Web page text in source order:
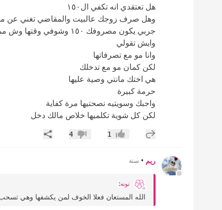
هل تعتقدي انه تكفي ال١٥٠
وهل صرف زوجك عالبيت والمقاضي تغني عن
جربي يكون مصروفك ١٥٠ وشوفي وقتها وش ممكن تسوي
وايش تقولي
وانا مو مع تصرفاتها
لكن كمان مو مع تدخلك
هي اختك مانتي وصية عليها
حرمة كبيرة
واجبك وسويتيه نصحتيها مرة كفاية
لكن كل شوية تكلميها خلاص مالك دخل
إضافة رد جديد
إعجاب1 عدم إعجاب
4 مشاركة
ريم • سنة
نونه:
الله المستعان فعلا الخوف لمن يكشفها وهي